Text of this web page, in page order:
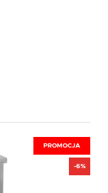
PROMOCJA
-6%